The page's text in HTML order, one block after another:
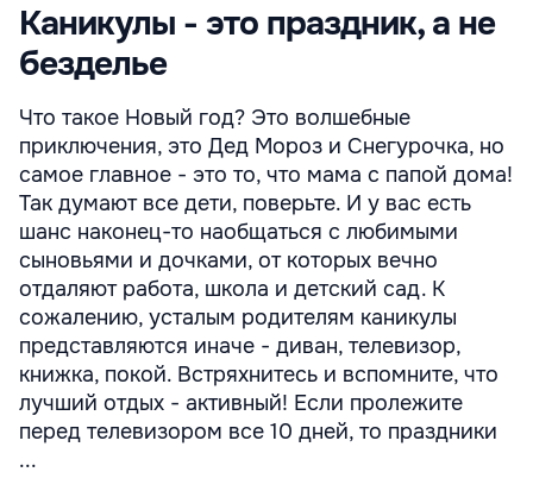
Каникулы - это праздник, а не
безделье
Что такое Новый год? Это волшебные
приключения, это Дед Мороз и Снегурочка, но
самое главное - это то, что мама с папой дома!
Так думают все дети, поверьте. И у вас есть
шанс наконец-то наобщаться с любимыми
сыновьями и дочками, от которых вечно
отдаляют работа, школа и детский сад. К
сожалению, усталым родителям каникулы
представляются иначе - диван, телевизор,
книжка, покой. Встряхнитесь и вспомните, что
лучший отдых - активный! Если пролежите
перед телевизором все 10 дней, то праздники
...